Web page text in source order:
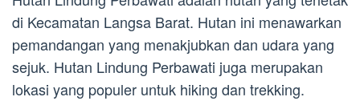
di Kecamatan Langsa Barat. Hutan ini menawarkan
pemandangan yang menakjubkan dan udara yang
sejuk. Hutan Lindung Perbawati juga merupakan
lokasi yang populer untuk hiking dan trekking.